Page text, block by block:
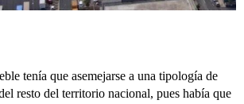
que asemejarse a una tipología de
resto del territorio nacional, pues había que